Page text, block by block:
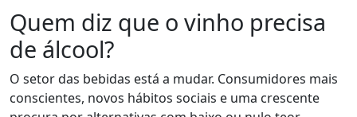
Quem diz que o vinho precisa
de álcool?
O setor das bebidas está a mudar. Consumidores mais
conscientes, novos hábitos sociais e uma crescente